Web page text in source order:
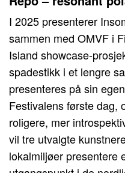
I 2025 presenterer
sammen med OMVF i
Island showcase-
spadestikk i et lengre
presenteres på sin
Festivalens første dag,
roligere, mer
vil tre utvalgte
lokalmiljøer presentere